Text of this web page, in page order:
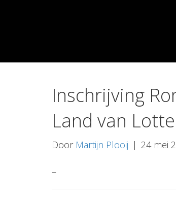
Inschrijving
Land van
Door Martijn Plooij | 24 mei
–